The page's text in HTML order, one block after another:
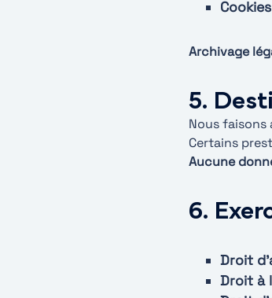
Archivage
5.
Nous faisons
Certains
Aucune
6.
Droit
Droit à